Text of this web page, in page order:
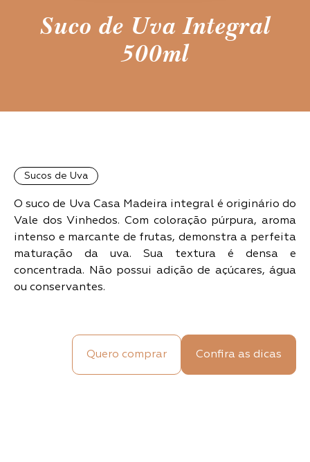
Suco de Uva Integral
500ml
Sucos de Uva
O suco de Uva Casa Madeira integral é originário do
Vale dos Vinhedos. Com coloração púrpura, aroma
intenso e marcante de frutas, demonstra a perfeita
maturação da uva. Sua textura é densa e
concentrada. Não possui adição de açúcares, água
ou conservantes.
Quero comprar Confira as dicas